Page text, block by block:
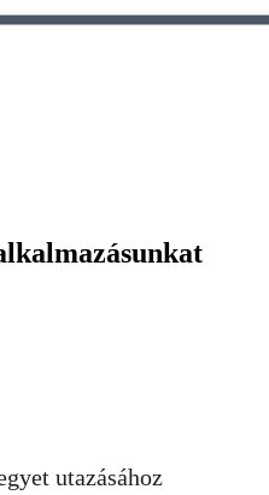
utazásához